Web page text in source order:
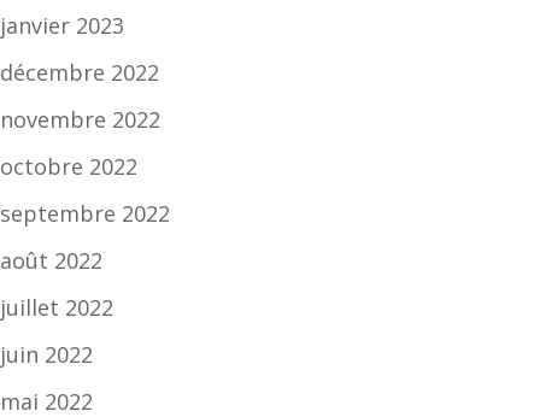
janvier 2023
décembre 2022
novembre 2022
octobre 2022
septembre 2022
août 2022
juillet 2022
juin 2022
mai 2022